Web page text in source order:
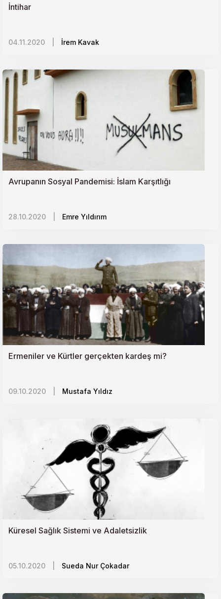
İntihar
04.11.2020 İrem Kavak
Avrupanın Sosyal Pandemisi: İslam Karşıtlığı
28.10.2020 Emre Yıldırım
Ermeniler ve Kürtler gerçekten kardeş mi?
09.10.2020 Mustafa Yıldız
Küresel Sağlık Sistemi ve Adaletsizlik
05.10.2020 Sueda Nur Çokadar